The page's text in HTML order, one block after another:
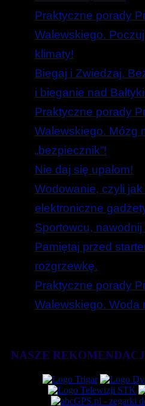
Praktyczne porady
Walewskiego.
klimaty!
Biegaj i Zwiedzaj.
i bieganie nad
Praktyczne porady
Walewskiego. Mózg
„bezpiecznik”!
Nie daj się upałom!
Wodowanie, czyli
elektroniczne
Sportowcu, nawodnij
Pamiętaj przed
rozgrzewkę.
Praktyczne porady
Walewskiego. Woda
NASZE